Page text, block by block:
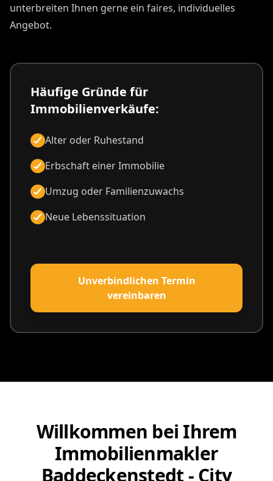
unterbreiten Ihnen gerne ein faires, individuelles
Angebot.
Häufige Gründe für
Immobilienverkäufe:
Alter oder Ruhestand
Erbschaft einer Immobilie
Umzug oder Familienzuwachs
Neue Lebenssituation
Unverbindlichen Termin
vereinbaren
Willkommen bei Ihrem
Immobilienmakler
Baddeckenstedt - City